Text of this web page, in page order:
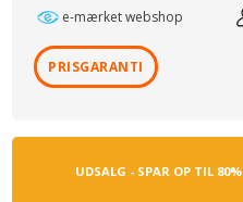
e-mærket webshop
PRISGARANTI
UDSALG - SPAR OP TIL 80%